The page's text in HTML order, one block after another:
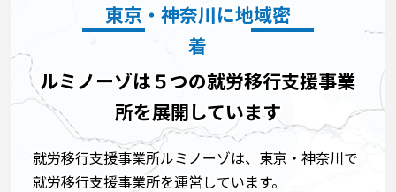
東京・神奈川に地域密
着
ルミノーゾは５つの就労移行支援事業
所を展開しています
就労移行支援事業所ルミノーゾは、東京・神奈川で
就労移行支援事業所を運営しています。